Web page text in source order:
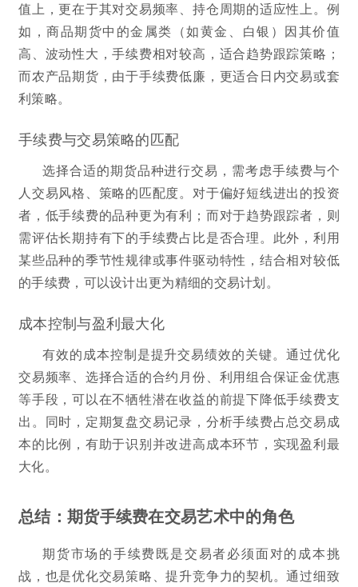
值上，更在于其对交易频率、持仓周期的适应性上。例
如，商品期货中的金属类（如黄金、白银）因其价值
高、波动性大，手续费相对较高，适合趋势跟踪策略；
而农产品期货，由于手续费低廉，更适合日内交易或套
利策略。
手续费与交易策略的匹配
选择合适的期货品种进行交易，需考虑手续费与个
人交易风格、策略的匹配度。对于偏好短线进出的投资
者，低手续费的品种更为有利；而对于趋势跟踪者，则
需评估长期持有下的手续费占比是否合理。此外，利用
某些品种的季节性规律或事件驱动特性，结合相对较低
的手续费，可以设计出更为精细的交易计划。
成本控制与盈利最大化
有效的成本控制是提升交易绩效的关键。通过优化
交易频率、选择合适的合约月份、利用组合保证金优惠
等手段，可以在不牺牲潜在收益的前提下降低手续费支
出。同时，定期复盘交易记录，分析手续费占总交易成
本的比例，有助于识别并改进高成本环节，实现盈利最
大化。
总结：期货手续费在交易艺术中的角色
期货市场的手续费既是交易者必须面对的成本挑
战，也是优化交易策略、提升竞争力的契机。通过细致